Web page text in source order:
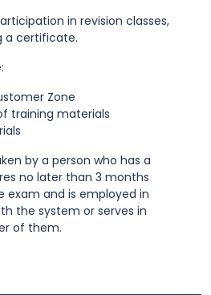
in revision classes,
a certificate.
Zone
training materials
by a person who has a
no later than 3 months
and is employed in
the system or serves in
of them.